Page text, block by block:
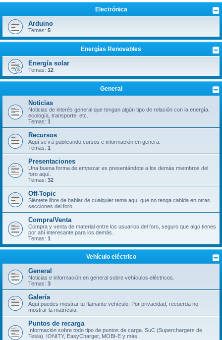
Electrónica
Arduino
Temas: 5
Energías Renovables
Energía solar
Temas: 12
General
Noticias
Noticias de interés general que tengan algún tipo de relación con la energía,
ecología, transporte, etc.
Temas: 1
Recursos
Aquí se irá publicando cursos e información en genera.
Temas: 1
Presentaciones
Una buena forma de empezar es presentándote a los demás miembros del
foro aquí.
Temas: 32
Off-Topic
Siéntete libre de hablar de cualquier tema aquí que no tenga cabida en otras
secciones del foro.
Compra/Venta
Compra y venta de material entre los usuarios del foro, seguro que algo tienes
por ahí interesante para los demás.
Temas: 1
Vehículo eléctrico
General
Noticias e información en general sobre vehículos eléctricos.
Temas: 3
Galería
Aquí puedes mostrar tu flamante vehículo. Por privacidad, recuerda no
mostrar la matrícula.
Puntos de recarga
Información sobre todo tipo de puntos de carga. SuC (Superchargers de
Tesla), IONITY, EasyCharger, MOBI-E y más.